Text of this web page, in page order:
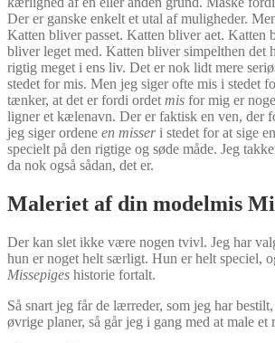
Der er ganske enkelt et utal af muligheder.
Katten bliver passet. Katten bliver aet. Katten
bliver leget med. Katten bliver simpelthen det
rigtig meget i ens liv. Det er nok lidt mere
stedet for mis. Men jeg siger ofte mis i stedet
tænker, at det er fordi ordet mis for mig er
ligner et kælenavn. Der er faktisk en ven, der
jeg siger ordene en misseri stedet for at sige
specielt på den rigtige og søde måde. Jeg
da nok også sådan, det er.
Maleriet af din modelmis
Der kan slet ikke være nogen tvivl. Jeg har
hun er noget helt særligt. Hun er helt speciel,
Missepiges historie fortalt.
Så snart jeg får de lærreder, som jeg har
øvrige planer, så går jeg i gang med at male et